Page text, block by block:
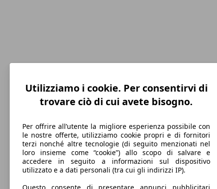
280 km/h
Elettrica/Benzina
Carburante
Utilizziamo i cookie. Per consentirvi di
trovare ciò di cui avete bisogno.
Per offrire all’utente la migliore esperienza possibile con
le nostre offerte, utilizziamo cookie propri e di fornitori
terzi nonché altre tecnologie (di seguito menzionati nel
loro insieme come “cookie”) allo scopo di salvare e
accedere in seguito a informazioni sul dispositivo
utilizzato e a dati personali (tra cui gli indirizzi IP).